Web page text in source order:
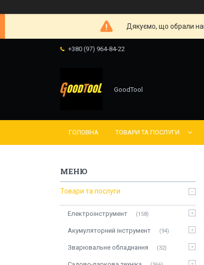
Дякуємо, що обрали
+380 (97) 964-84-22
GoodTool
ГОЛОВНА ТОВАРИ ТА ПОСЛУГИ
Товари та послуги
Електроінструмент 158
Акумуляторний інструмент 94
Зварювальне обладнання 32